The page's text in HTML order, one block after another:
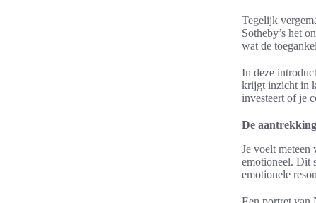
Tegelijk
Sotheby’s het
wat de
In deze
krijgt inzicht in
investeert of je
De
Je voelt meteen
emotioneel. Dit
emotionele